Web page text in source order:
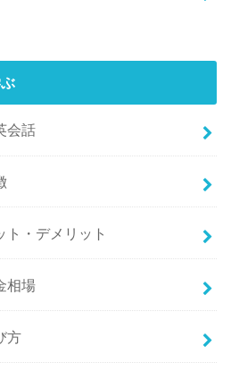
会話
ト・デメリット
相場
方